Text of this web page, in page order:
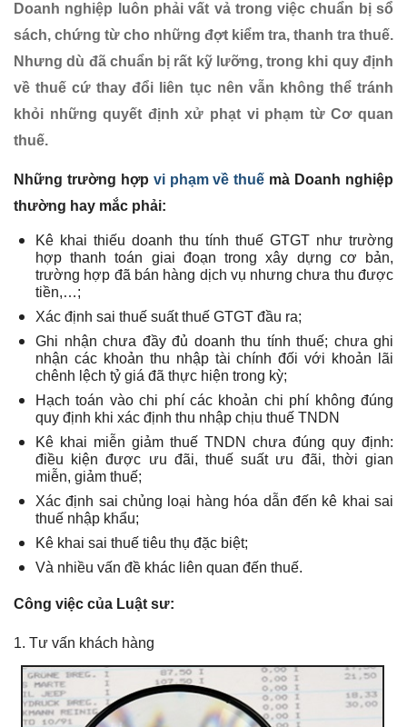
Doanh nghiệp luôn phải vất vả trong việc chuẩn bị sổ
sách, chứng từ cho những đợt kiểm tra, thanh tra thuế.
Nhưng dù đã chuẩn bị rất kỹ lưỡng, trong khi quy định
về thuế cứ thay đổi liên tục nên vẫn không thể tránh
khỏi những quyết định xử phạt vi phạm từ Cơ quan
thuế.
Những trường hợp vi phạm về thuế mà Doanh nghiệp
thường hay mắc phải:
Kê khai thiếu doanh thu tính thuế GTGT như trường
hợp thanh toán giai đoạn trong xây dựng cơ bản,
trường hợp đã bán hàng dịch vụ nhưng chưa thu được
tiền,…;
Xác định sai thuế suất thuế GTGT đầu ra;
Ghi nhận chưa đầy đủ doanh thu tính thuế; chưa ghi
nhận các khoản thu nhập tài chính đối với khoản lãi
chênh lệch tỷ giá đã thực hiện trong kỳ;
Hạch toán vào chi phí các khoản chi phí không đúng
quy định khi xác định thu nhập chịu thuế TNDN
Kê khai miễn giảm thuế TNDN chưa đúng quy định:
điều kiện được ưu đãi, thuế suất ưu đãi, thời gian
miễn, giảm thuế;
Xác định sai chủng loại hàng hóa dẫn đến kê khai sai
thuế nhập khẩu;
Kê khai sai thuế tiêu thụ đặc biệt;
Và nhiều vấn đề khác liên quan đến thuế.
Công việc của Luật sư:
1. Tư vấn khách hàng